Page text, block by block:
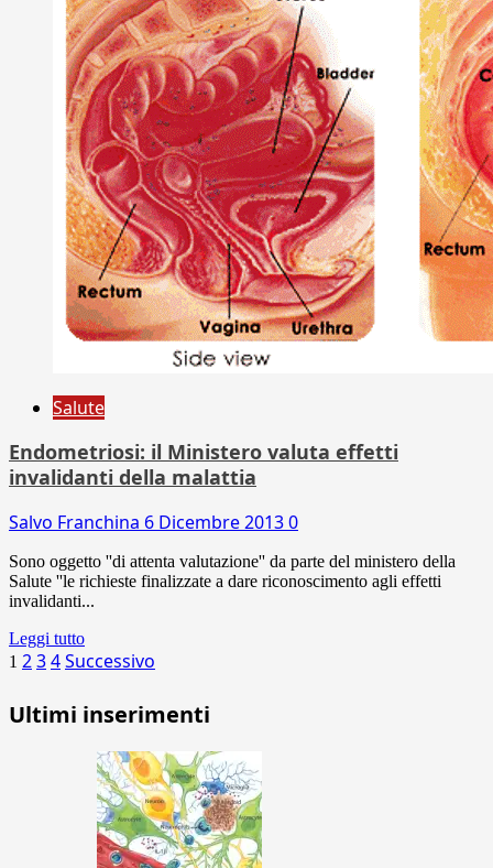
Salute
Endometriosi: il Ministero valuta effetti
invalidanti della malattia
Salvo Franchina 6 Dicembre 20130
Sono oggetto ''di attenta valutazione'' da parte del ministero della
Salute ''le richieste finalizzate a dare riconoscimento agli effetti
invalidanti...
Leggi tutto
Paginazione
degli
articoli
1 234Successivo
Ultimi inserimenti